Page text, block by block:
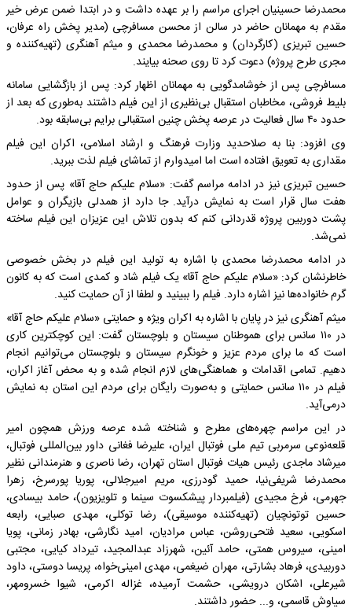
محمدرضا حسینیان اجرای مراسم را بر عهده داشت و در ابتدا ضمن عرض خیر
مقدم به مهمانان حاضر در سالن از محسن مسافرچی (مدیر پخش راه عرفان،
حسین تبریزی (کارگردان) و محمدرضا محمدی و میثم آهنگری (تهیه‌کننده و
مجری طرح پروژه) دعوت کرد تا روی صحنه بیایند.
مسافرچی پس از خوشامدگویی به مهمانان اظهار کرد: پس از بازگشایی سامانه
بلیط فروشی، مخاطبان استقبال بی‌نظیری از این فیلم داشتند به‌طوری که بعد از
حدود ۴۰ سال فعالیت در عرصه پخش چنین استقبالی برایم بی‌سابقه بود.
وی افزود: بنا به صلاحدید وزارت فرهنگ و ارشاد اسلامی، اکران این فیلم
مقداری به تعویق افتاده است اما امیدوارم از تماشای فیلم لذت ببرید.
حسین تبریزی نیز در ادامه مراسم گفت: «سلام علیکم حاج آقا» پس از حدود
هفت سال قرار است به نمایش درآید. جا دارد از همدلی بازیگران و عوامل
پشت دوربین پروژه قدردانی کنم که بدون تلاش این عزیزان این فیلم ساخته
نمی‌شد.
در ادامه محمدرضا محمدی با اشاره به تولید این فیلم در بخش خصوصی
خاطرنشان کرد: «سلام علیکم حاج آقا» یک فیلم شاد و کمدی است که به کانون
گرم خانواده‌ها نیز اشاره دارد. فیلم را ببینید و لطفا از آن حمایت کنید.
میثم آهنگری نیز در پایان با اشاره به اکران ویژه و حمایتی «سلام علیکم حاج آقا»
در ۱۱۰ سانس برای هموطنان سیستان و بلوچستان گفت: این کوچکترین کاری
است که ما برای مردم عزیز و خونگرم سیستان و بلوچستان می‌توانیم انجام
دهیم. تمامی اقدامات و هماهنگی‌های لازم انجام شده و به محض آغاز اکران،
فیلم در ۱۱۰ سانس حمایتی و به‌صورت رایگان برای مردم این استان به نمایش
درمی‌آید.
در این مراسم چهره‌های مطرح و شناخته شده عرصه ورزش همچون امیر
قلعه‌نوعی سرمربی تیم ملی فوتبال ایران، علیرضا فغانی داور بین‌المللی فوتبال،
میرشاد ماجدی رئیس هیات فوتبال استان تهران، رضا ناصری و هنرمندانی نظیر
محمدرضا شریفی‌نیا، حمید گودرزی، مریم امیرجلالی، پوریا پورسرخ، زهرا
جهرمی، فرخ مجیدی (فیلمبردار پیشکسوت سینما و تلویزیون)، حامد بیسادی،
حسین توتونچیان (تهیه‌کننده موسیقی)، رضا توکلی، مهدی صبایی، رابعه
اسکویی، سعید فتحی‌روشن، عباس مرادیان، امید نگارشی، بهادر زمانی، پویا
امینی، سیروس همتی، حامد آئین، شهرزاد عبدالمجید، تیرداد کیایی، مجتبی
دوربیدی، فرهاد بشارتی، مهران ضیغمی، مهدی امینی‌خواه، پریسا دوستی، داود
شیرعلی، اشکان درویشی، حشمت آرمیده، غزاله اکرمی، شیوا خسرومهر،
سیاوش قاسمی، و... حضور داشتند.